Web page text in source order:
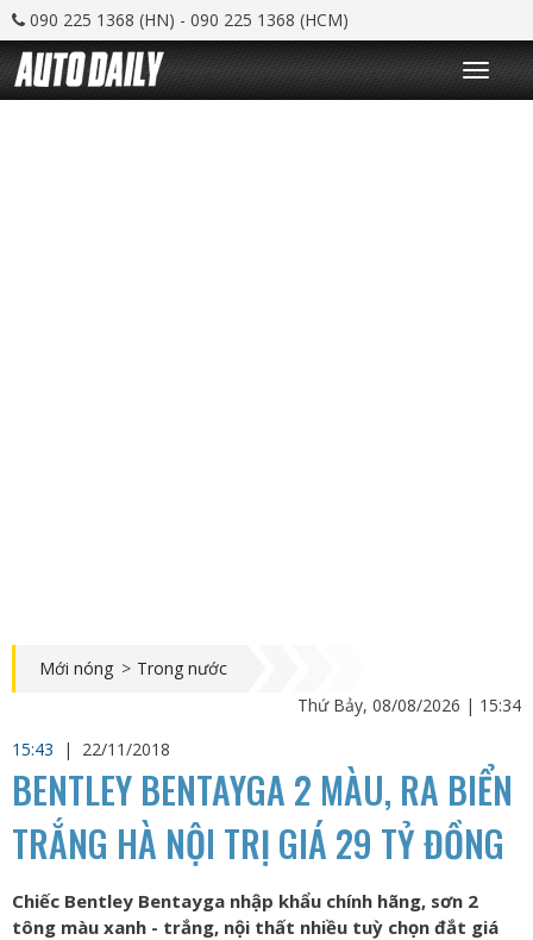
090 225 1368 (HN) - 090 225 1368 (HCM)
T
o
g
Mới nóng > Trong nước
Thứ Bảy, 08/08/2026 | 15:34
15:43
| 22/11/2018
BENTLEY BENTAYGA 2 MÀU, RA BIỂN
TRẮNG HÀ NỘI TRỊ GIÁ 29 TỶ ĐỒNG
Chiếc Bentley Bentayga nhập khẩu chính hãng, sơn 2
tông màu xanh - trắng, nội thất nhiều tuỳ chọn đắt giá